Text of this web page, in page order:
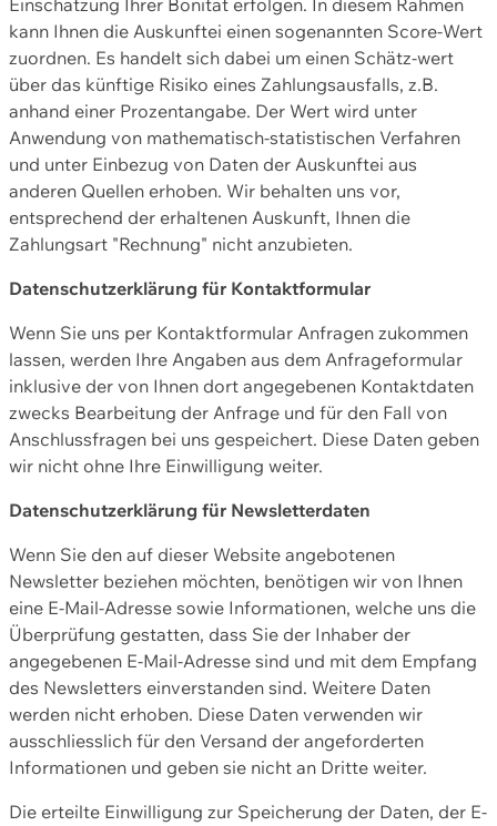
Einschätzung Ihrer Bonität erfolgen. In diesem Rahmen
kann Ihnen die Auskunftei einen sogenannten Score-Wert
zuordnen. Es handelt sich dabei um einen Schätz-wert
über das künftige Risiko eines Zahlungsausfalls, z.B.
anhand einer Prozentangabe. Der Wert wird unter
Anwendung von mathematisch-statistischen Verfahren
und unter Einbezug von Daten der Auskunftei aus
anderen Quellen erhoben. Wir behalten uns vor,
entsprechend der erhaltenen Auskunft, Ihnen die
Zahlungsart "Rechnung" nicht anzubieten.
Datenschutzerklärung für Kontaktformular
Wenn Sie uns per Kontaktformular Anfragen zukommen
lassen, werden Ihre Angaben aus dem Anfrageformular
inklusive der von Ihnen dort angegebenen Kontaktdaten
zwecks Bearbeitung der Anfrage und für den Fall von
Anschlussfragen bei uns gespeichert. Diese Daten geben
wir nicht ohne Ihre Einwilligung weiter.
Datenschutzerklärung für Newsletterdaten
Wenn Sie den auf dieser Website angebotenen
Newsletter beziehen möchten, benötigen wir von Ihnen
eine E-Mail-Adresse sowie Informationen, welche uns die
Überprüfung gestatten, dass Sie der Inhaber der
angegebenen E-Mail-Adresse sind und mit dem Empfang
des Newsletters einverstanden sind. Weitere Daten
werden nicht erhoben. Diese Daten verwenden wir
ausschliesslich für den Versand der angeforderten
Informationen und geben sie nicht an Dritte weiter.
Die erteilte Einwilligung zur Speicherung der Daten, der E-